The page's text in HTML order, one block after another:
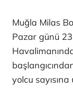
Muğla Milas
Pazar günü
yolcu sayısına